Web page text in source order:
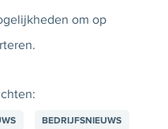
om op
BEDRIJFSNIEUWS